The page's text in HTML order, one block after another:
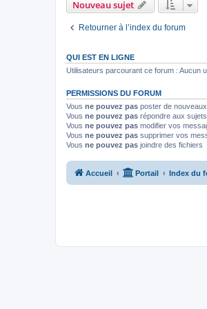
Nouveau sujet
Retourner à l’index du forum
QUI EST EN LIGNE
Utilisateurs parcourant ce forum : Aucun
PERMISSIONS DU FORUM
Vous ne pouvez pas poster de
Vous ne pouvez pas répondre aux sujets
Vous ne pouvez pas modifier vos
Vous ne pouvez pas supprimer vos
Vous ne pouvez pas joindre des fichiers
Accueil Portail Index du